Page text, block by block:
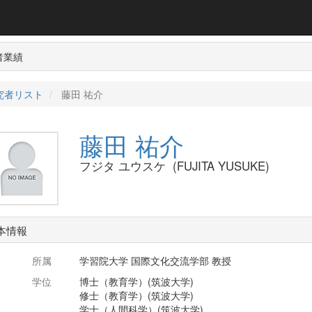
業績
者リスト 藤田 祐介
藤田 祐介
フジタ ユウスケ (FUJITA YUSUKE)
情報
所属
学習院大学 国際文化交流学部 教授
学位
博士（教育学）(筑波大学)
修士（教育学）(筑波大学)
学士（人間科学）(筑波大学)